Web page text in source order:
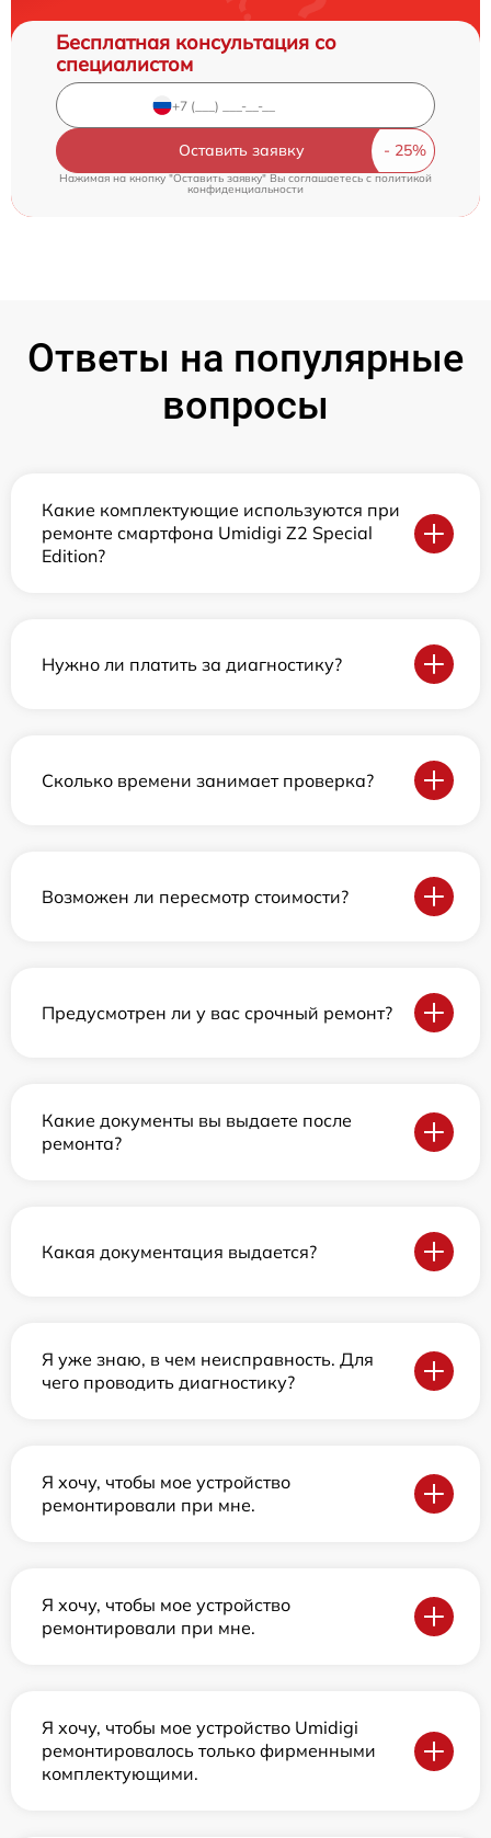
Бесплатная консультация со
специалистом
Оставить заявку
Нажимая на кнопку "Оставить заявку" Вы соглашаетесь c политикой
конфиденциальности
Ответы на популярные
вопросы
Какие комплектующие используются при
ремонте смартфона Umidigi Z2 Special
Edition?
Нужно ли платить за диагностику?
Сколько времени занимает проверка?
Возможен ли пересмотр стоимости?
Предусмотрен ли у вас срочный ремонт?
Какие документы вы выдаете после
ремонта?
Какая документация выдается?
Я уже знаю, в чем неисправность. Для
чего проводить диагностику?
Я хочу, чтобы мое устройство
ремонтировали при мне.
Я хочу, чтобы мое устройство
ремонтировали при мне.
Я хочу, чтобы мое устройство Umidigi
ремонтировалось только фирменными
комплектующими.